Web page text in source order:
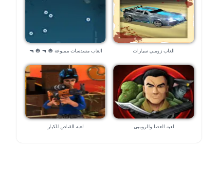
العاب زومبي سيارات العاب مسدسات ممنوعة 🎃 🔫 🎃 🔫
لعبة العصا والزومبي لعبة القناص للكبار